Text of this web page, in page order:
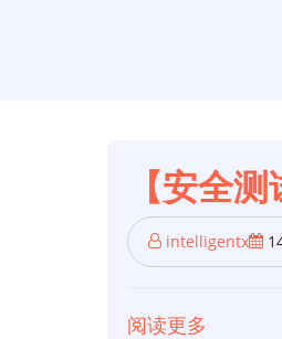
【安全
intelligentx
阅读更多